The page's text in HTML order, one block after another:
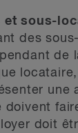
et sous-
des
de
une
doivent
doit